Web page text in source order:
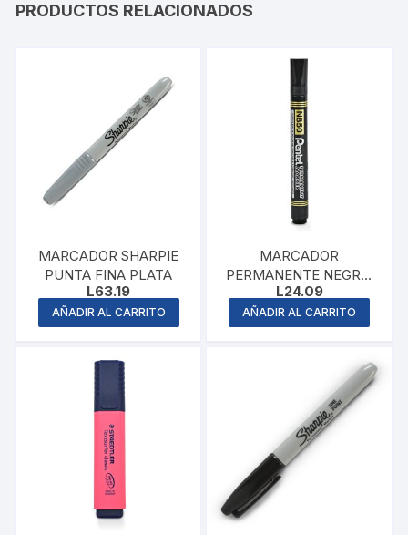
PRODUCTOS RELACIONADOS
MARCADOR SHARPIE
PUNTA FINA PLATA
L63.19
AÑADIR AL CARRITO
MARCADOR
PERMANENTE NEGRO,
MAPED
L24.09
AÑADIR AL CARRITO